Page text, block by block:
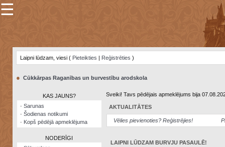
×
Šodienas
notikumi
☰
Laipni lūdzam, viesi ( Pieteikties | Reģistrēties )
● Cūkkārpas Raganības un burvestību arodskola
KAS JAUNS?
· Sarunas
· Šodienas notikumi
· Kopš pēdējā apmeklējuma
NODERĪGI
Sveiki! Tavs pēdējais apmeklējums bija
AKTUALITĀTES
Vēlies pievienoties? Reģistrējies!
LAIPNI LŪDZAM BURVJU PASAULĒ!